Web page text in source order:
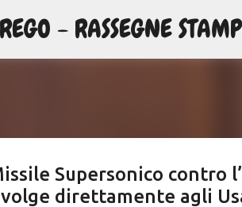
- RASSEGNE
Supersonico contro
direttamente agli